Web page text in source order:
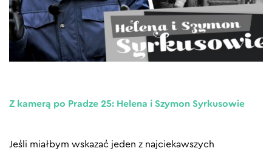
Z kamerą po Pradze 25: Helena i Szymon Syrkusowie
Jeśli miałbym wskazać jeden z najciekawszych